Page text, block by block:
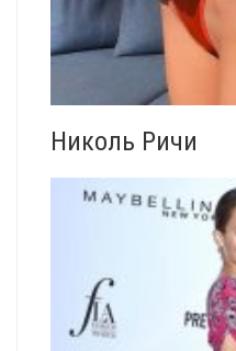
Николь Ричи